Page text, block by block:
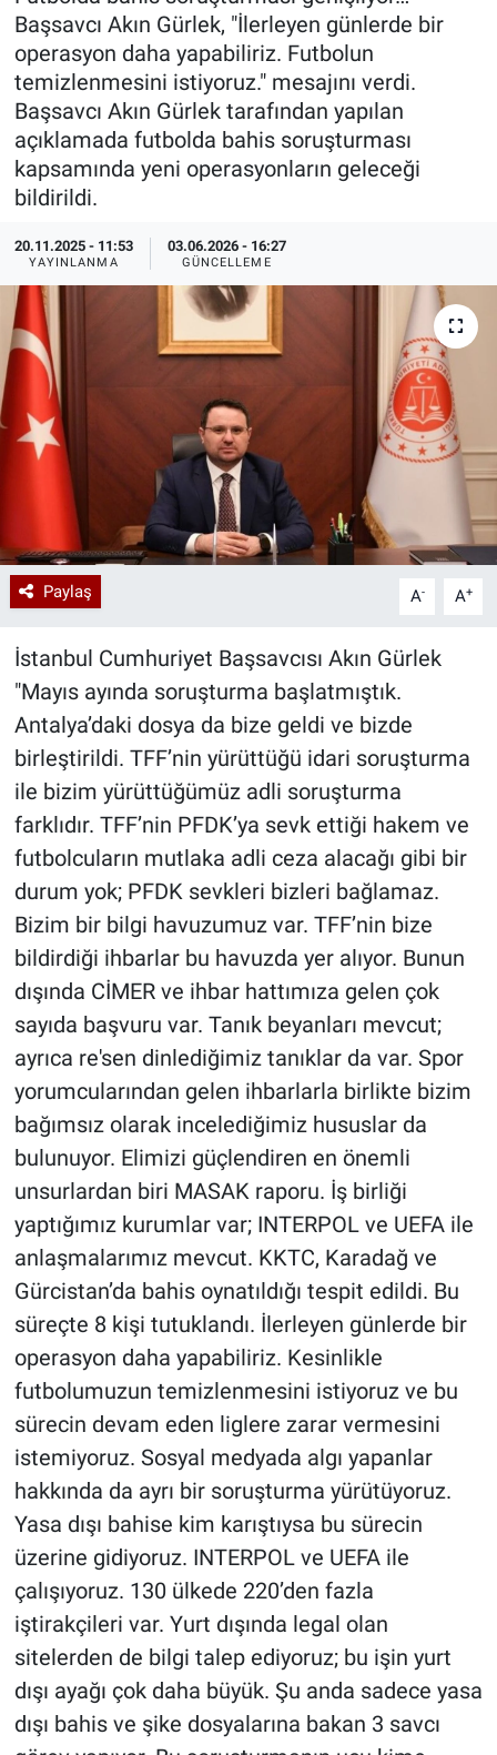
Başsavcı Akın Gürlek, "İlerleyen günlerde bir
operasyon daha yapabiliriz. Futbolun
temizlenmesini istiyoruz." mesajını verdi.
Başsavcı Akın Gürlek tarafından yapılan
açıklamada futbolda bahis soruşturması
kapsamında yeni operasyonların geleceği
bildirildi.
20.11.2025 - 11:53
YAYINLANMA
03.06.2026 - 16:27
GÜNCELLEME
Paylaş A- A+
İstanbul Cumhuriyet Başsavcısı Akın Gürlek
"Mayıs ayında soruşturma başlatmıştık.
Antalya’daki dosya da bize geldi ve bizde
birleştirildi. TFF’nin yürüttüğü idari soruşturma
ile bizim yürüttüğümüz adli soruşturma
farklıdır. TFF’nin PFDK’ya sevk ettiği hakem ve
futbolcuların mutlaka adli ceza alacağı gibi bir
durum yok; PFDK sevkleri bizleri bağlamaz.
Bizim bir bilgi havuzumuz var. TFF’nin bize
bildirdiği ihbarlar bu havuzda yer alıyor. Bunun
dışında CİMER ve ihbar hattımıza gelen çok
sayıda başvuru var. Tanık beyanları mevcut;
ayrıca re'sen dinlediğimiz tanıklar da var. Spor
yorumcularından gelen ihbarlarla birlikte bizim
bağımsız olarak incelediğimiz hususlar da
bulunuyor. Elimizi güçlendiren en önemli
unsurlardan biri MASAK raporu. İş birliği
yaptığımız kurumlar var; INTERPOL ve UEFA ile
anlaşmalarımız mevcut. KKTC, Karadağ ve
Gürcistan’da bahis oynatıldığı tespit edildi. Bu
süreçte 8 kişi tutuklandı. İlerleyen günlerde bir
operasyon daha yapabiliriz. Kesinlikle
futbolumuzun temizlenmesini istiyoruz ve bu
sürecin devam eden liglere zarar vermesini
istemiyoruz. Sosyal medyada algı yapanlar
hakkında da ayrı bir soruşturma yürütüyoruz.
Yasa dışı bahise kim karıştıysa bu sürecin
üzerine gidiyoruz. INTERPOL ve UEFA ile
çalışıyoruz. 130 ülkede 220’den fazla
iştirakçileri var. Yurt dışında legal olan
sitelerden de bilgi talep ediyoruz; bu işin yurt
dışı ayağı çok daha büyük. Şu anda sadece yasa
dışı bahis ve şike dosyalarına bakan 3 savcı
Özel Haberler
Yazarlar
Dünya
Medya
Özel Haberler
Kadın
Erişim Bilgileri
Ramazan
Haber Arşivi